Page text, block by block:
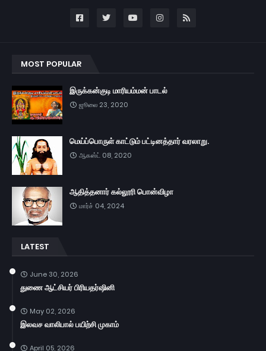
MOST POPULAR
இருக்கன்குடி மாரியம்மன் பாடல்
ஜூலை 23, 2020
மெய்ப்பொருள் காட்டும் பட்டினத்தார் வரலாறு.
ஆகஸ்ட் 08, 2020
ஆதித்தனார் கல்லூரி பொன்விழா
மார்ச் 04, 2024
LATEST
June 30, 2026
துணை ஆட்சியர் பிரியதர்ஷினி
May 02, 2026
இலவச வாலிபால் பயிற்சி முகாம்
April 05, 2026